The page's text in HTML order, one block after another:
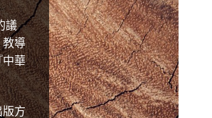
議
導
華
方